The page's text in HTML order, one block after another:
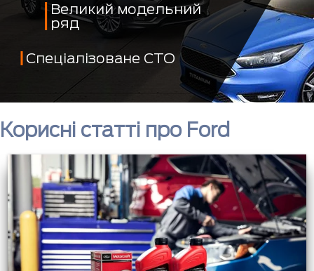
Великий модельний
ряд
Спеціалізоване СТО
Корисні статті про Ford